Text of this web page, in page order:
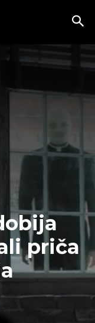
priča